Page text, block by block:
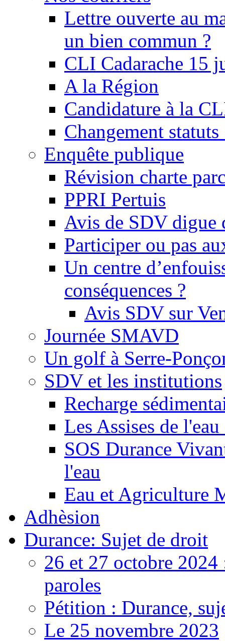
Lettre ouverte au
un bien commun ?
CLI Cadarache 15
A la Région
Candidature à la
Changement
Enquête publique
Révision charte
PPRI Pertuis
Avis de SDV digue
Participer ou pas
Un centre
conséquences ?
Avis SDV sur
Journée SMAVD
Un golf à Serre-
SDV et les institutions
Recharge
Les Assises de
SOS Durance
l'eau
Eau et Agriculture
Adhèsion
Durance: Sujet de droit
26 et 27 octobre 2024
paroles
Pétition : Durance,
Le 25 novembre 2023